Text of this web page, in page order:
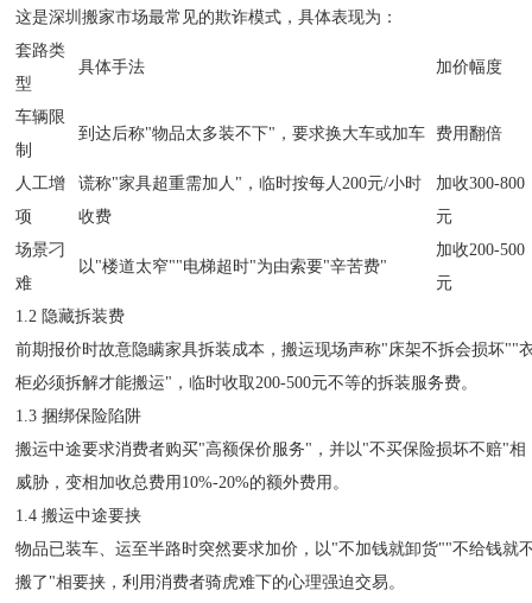
这是深圳搬家市场最常见的欺诈模式，具体表现为：
套路类
型
具体手法 加价幅度
车辆限
制
到达后称"物品太多装不下"，要求换大车或加车 费用翻倍
人工增
项
谎称"家具超重需加人"，临时按每人200元/小时
收费
加收300-800
元
场景刁
难
以"楼道太窄""电梯超时"为由索要"辛苦费"
加收200-500
元
1.2 隐藏拆装费
前期报价时故意隐瞒家具拆装成本，搬运现场声称"床架不拆会损坏""
柜必须拆解才能搬运"，临时收取200-500元不等的拆装服务费。
1.3 捆绑保险陷阱
搬运中途要求消费者购买"高额保价服务"，并以"不买保险损坏不赔"相
威胁，变相加收总费用10%-20%的额外费用。
1.4 搬运中途要挟
物品已装车、运至半路时突然要求加价，以"不加钱就卸货""不给钱就
搬了"相要挟，利用消费者骑虎难下的心理强迫交易。